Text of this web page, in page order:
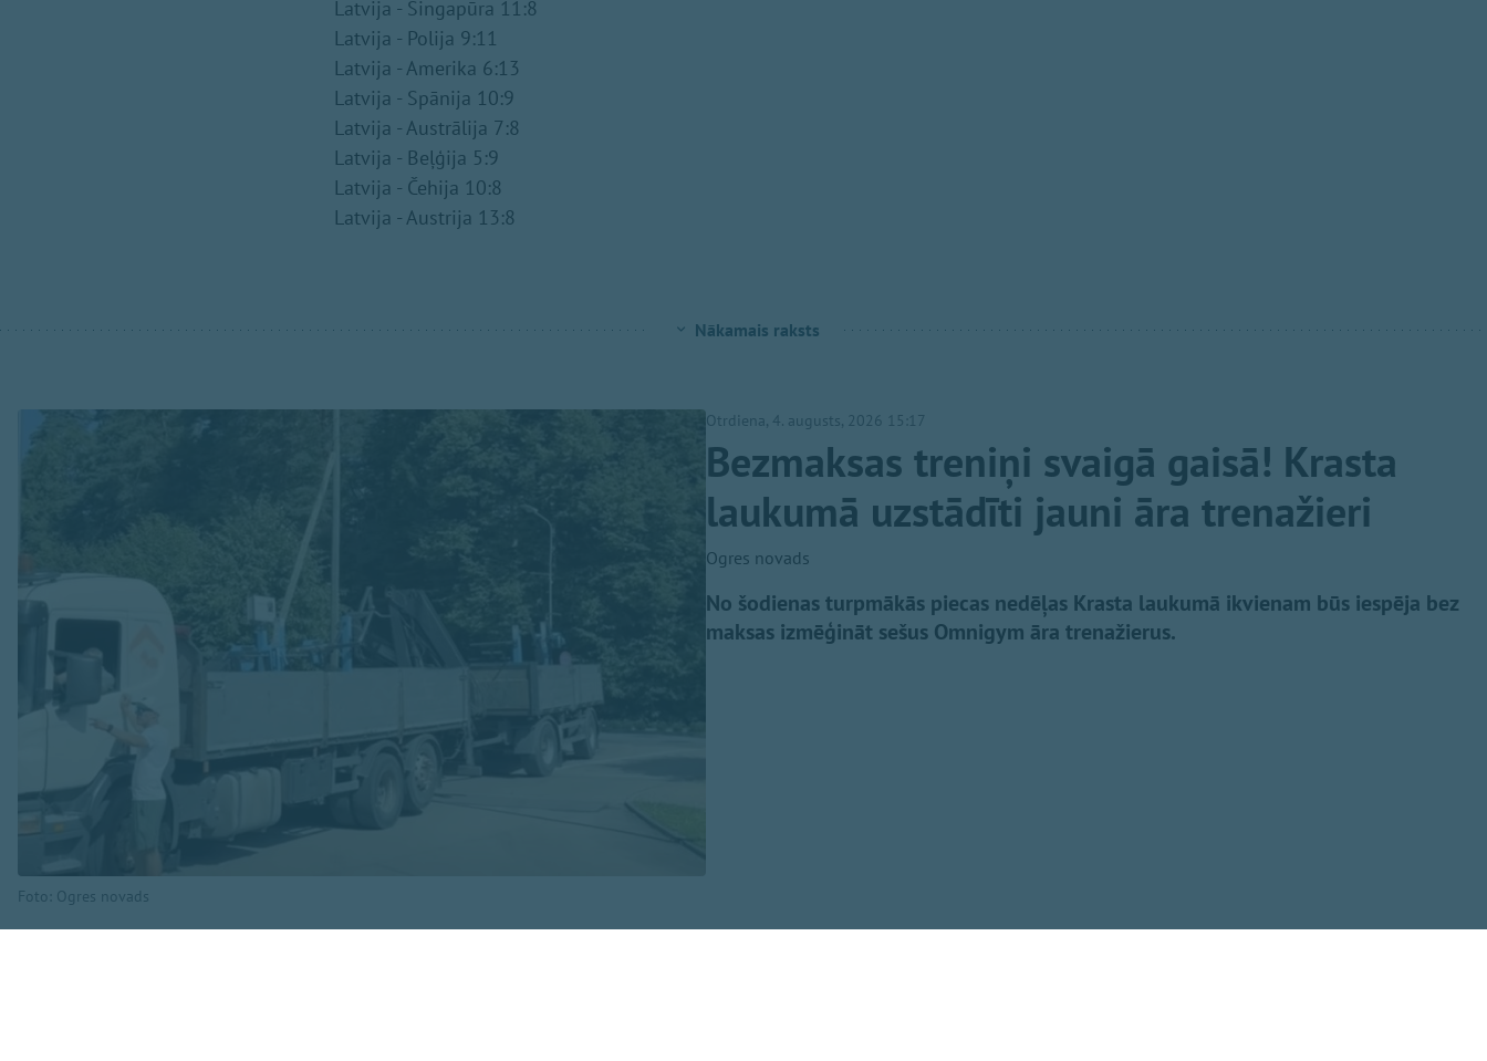
Latvija - Singapūra 11:8
Latvija - Polija 9:11
Latvija - Amerika 6:13
Latvija - Spānija 10:9
Latvija - Austrālija 7:8
Latvija - Beļģija 5:9
Latvija - Čehija 10:8
Latvija - Austrija 13:8
Nākamais raksts
Foto: Ogres novads
Otrdiena, 4. augusts, 2026 15:17
Bezmaksas treniņi svaigā gaisā! Krasta
laukumā uzstādīti jauni āra trenažieri
Ogres novads
No šodienas turpmākās piecas nedēļas Krasta laukumā ikvienam būs iespēja bez
maksas izmēģināt sešus Omnigym āra trenažierus.